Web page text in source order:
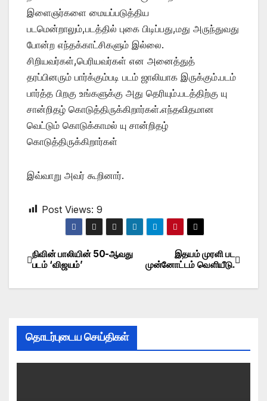
இளைஞர்களை மையப்படுத்திய
படமென்றாலும்,படத்தில் புகை பிடிப்பது,மது அருந்துவது
போன்ற எந்தக்காட்சிகளும் இல்லை.
சிறியவர்கள்,பெரியவர்கள் என அனைத்துத்
தரப்பினரும் பார்க்கும்படி படம் ஜாலியாக இருக்கும்.படம்
பார்த்த பிறகு உங்களுக்கு அது தெரியும்.படத்திற்கு யு
சான்றிதழ் கொடுத்திருக்கிறார்கள்.எந்தவிதமான
வெட்டும் கொடுக்காமல் யு சான்றிதழ்
கொடுத்திருக்கிறார்கள்
இவ்வாறு அவர் கூறினார்.
Post Views: 9
Post
navigation
இதயம் முரளி பட
முன்னோட்டம் வெளியீடு.
நிவின் பாலியின் 50-ஆவது
படம் ‘விஜயம்’
தொடர்புடைய செய்திகள்